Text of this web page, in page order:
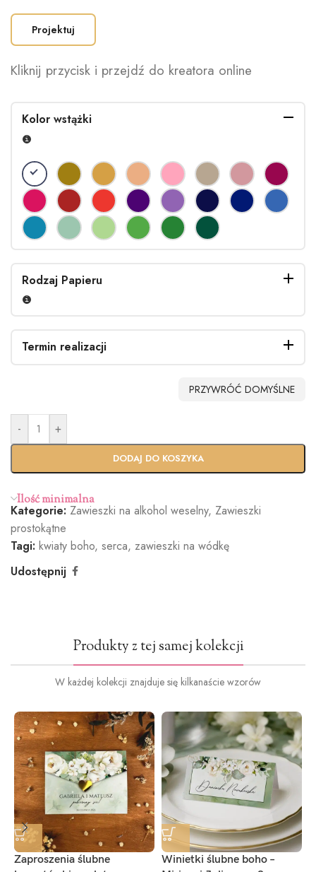
Projektuj
Kliknij przycisk i przejdź do kreatora online
Kolor wstążki
Rodzaj Papieru
Termin realizacji
Standardo
Ekspres
(+100zł)
PRZYWRÓĆ DOMYŚLNE
- +
DODAJ DO KOSZYKA
Ilość minimalna
Kategorie: Zawieszki na alkohol weselny, Zawieszki
prostokątne
Tagi: kwiaty boho, serca, zawieszki na wódkę
Udostępnij
Produkty z tej samej kolekcji
W każdej kolekcji znajduje się kilkanaście wzorów
Zaproszenia ślubne
Winietki ślubne boho –